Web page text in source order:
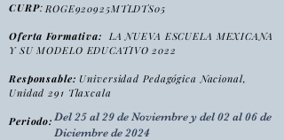
CURP:
Oferta Formativa: LA NUEVA ESCUELA MEXICANA
Y SU MODELO EDUCATIVO 2022
Responsable: Universidad Pedagógica Nacional,
Unidad 291 Tlaxcala
Periodo:
ROGE920925MTLDTS05
Del 25 al 29 de Noviembre y del 02 al 06 de
Diciembre de 2024